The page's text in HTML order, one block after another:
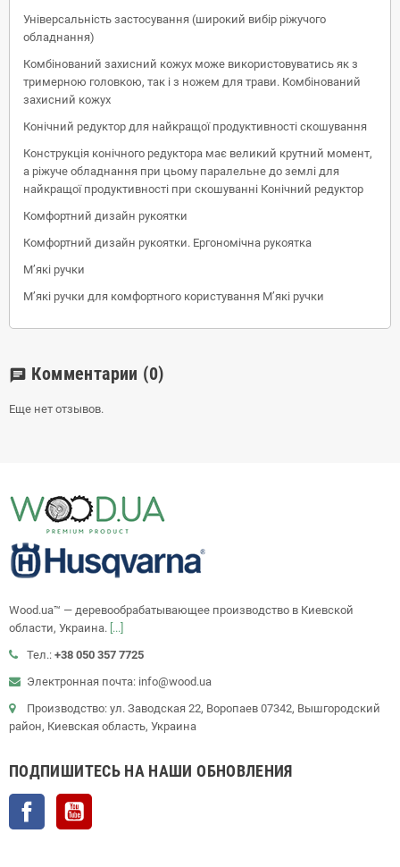
Універсальність застосування (широкий вибір ріжучого
обладнання)
Комбінований захисний кожух може використовуватись як з
тримерною головкою, так і з ножем для трави. Комбінований
захисний кожух
Конічний редуктор для найкращої продуктивності скошування
Конструкція конічного редуктора має великий крутний момент,
а ріжуче обладнання при цьому паралельне до землі для
найкращої продуктивності при скошуванні Конічний редуктор
Комфортний дизайн рукоятки
Комфортний дизайн рукоятки. Ергономічна рукоятка
М’які ручки
М’які ручки для комфортного користування М’які ручки
chat Комментарии (0)
Еще нет отзывов.
Wood.ua™ — деревообрабатывающее производство в Киевской
области, Украина. [...]
Тел.: +38 050 357 7725
Электронная почта: info@wood.ua
Производство: ул. Заводская 22, Воропаев 07342, Вышгородский
район, Киевская область, Украина
ПОДПИШИТЕСЬ НА НАШИ ОБНОВЛЕНИЯ
Facebook